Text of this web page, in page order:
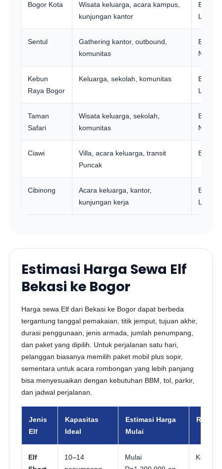
Bogor Kota
Wisata keluarga, acara kampus,
kunjungan kantor
Elf
Long
Sentul
Gathering kantor, outbound,
komunitas
Elf
NLR
Kebun
Raya Bogor
Keluarga, sekolah, komunitas
Elf
Long
Taman
Safari
Wisata keluarga, sekolah,
komunitas
Elf
NLR
Ciawi
Villa, acara keluarga, transit
Puncak
Elf
Cibinong
Acara keluarga, kantor,
kunjungan kerja
Elf
Long
Estimasi Harga Sewa Elf
Bekasi ke Bogor
Harga sewa Elf dari Bekasi ke Bogor dapat berbeda
tergantung tanggal pemakaian, titik jemput, tujuan akhir,
durasi penggunaan, jenis armada, jumlah penumpang,
dan paket yang dipilih. Untuk perjalanan satu hari,
pelanggan biasanya memilih paket mobil plus sopir,
sementara untuk acara rombongan yang lebih panjang
bisa menyesuaikan dengan kebutuhan BBM, tol, parkir,
dan jadwal perjalanan.
Jenis
Elf
Kapasitas
Ideal
Estimasi Harga
Mulai
Elf
10–14
Mulai